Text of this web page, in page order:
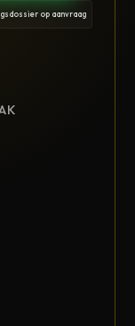
op aanvraag